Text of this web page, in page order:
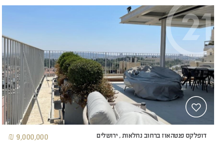
דופלקס פנטהאוז ברחוב נחלאות , ירושלים 9,000,000 ₪